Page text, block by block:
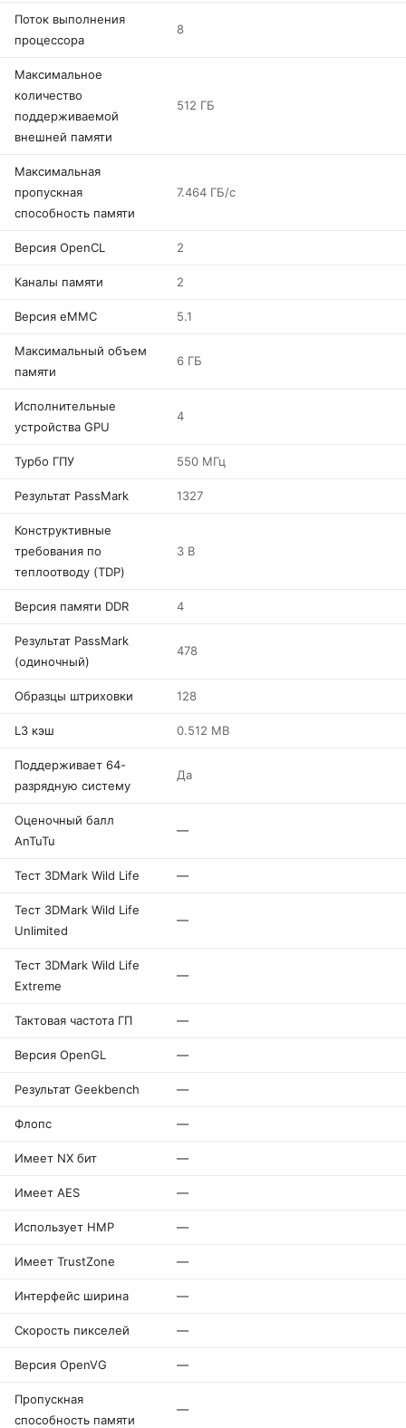
Поток выполнения
процессора
8
Максимальное
количество
поддерживаемой
внешней памяти
512 ГБ
Максимальная
пропускная
способность памяти
7.464 ГБ/с
Версия OpenCL 2
Каналы памяти 2
Версия eMMC 5.1
Максимальный объем
памяти
6 ГБ
Исполнительные
устройства GPU
4
Турбо ГПУ 550 МГц
Результат PassMark 1327
Конструктивные
требования по
теплоотводу (TDP)
3 В
Версия памяти DDR 4
Результат PassMark
(одиночный)
478
Образцы штриховки 128
L3 кэш 0.512 MB
Поддерживает 64-
разрядную систему
Да
Оценочный балл
AnTuTu
—
Тест 3DMark Wild Life —
Тест 3DMark Wild Life
Unlimited
—
Тест 3DMark Wild Life
Extreme
—
Тактовая частота ГП —
Версия OpenGL —
Результат Geekbench —
Флопс —
Имеет NX бит —
Имеет AES —
Использует HMP —
Имеет TrustZone —
Интерфейс ширина —
Скорость пикселей —
Версия OpenVG —
Пропускная
способность памяти
—